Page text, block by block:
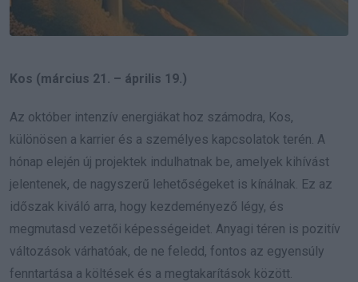
Kos (március 21. – április 19.)
Az október intenzív energiákat hoz számodra, Kos,
különösen a karrier és a személyes kapcsolatok terén. A
hónap elején új projektek indulhatnak be, amelyek kihívást
jelentenek, de nagyszerű lehetőségeket is kínálnak. Ez az
időszak kiváló arra, hogy kezdeményező légy, és
megmutasd vezetői képességeidet. Anyagi téren is pozitív
változások várhatóak, de ne feledd, fontos az egyensúly
fenntartása a költések és a megtakarítások között.